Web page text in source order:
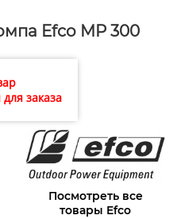
Efco MP 300
заказа
Посмотреть все
товары Efco